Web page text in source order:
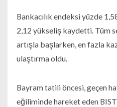
Bankacılık endeksi yüzde
2,12 yükseliş kaydetti. Tüm
artışla başlarken, en fazla
ulaştırma oldu.
Bayram tatili öncesi, geçen
eğiliminde hareket eden